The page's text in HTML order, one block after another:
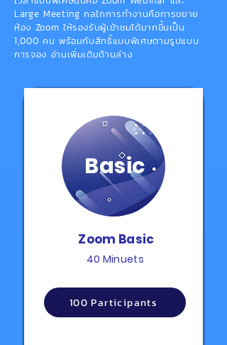
Large Meeting กลไกการทำงานคือการขยาย
ห้อง Zoom ให้รองรับผู้เข้าชมได้มากขึ้นเป็น
1,000 คน พร้อมกับสิทธิ์แบบพิเศษตามรูปแบบ
การจอง อ่านเพิ่มเติมด้านล่าง
Basic
Zoom Basic
40 Minuets
100 Participants